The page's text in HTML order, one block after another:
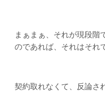
まぁまぁ、それが現段階
のであれば、それはそれ
契約取れなくて、反論さ